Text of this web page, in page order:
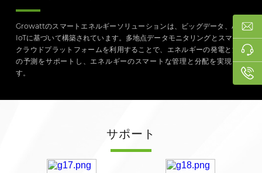
Growattのスマートエネルギーソリューションは、ビッグデータ、AI、
IoTに基づいて構築されています。多地点データモニタリングとスマート
クラウドプラットフォームを利用することで、エネルギーの発電と消費
の予測をサポートし、エネルギーのスマートな管理と分配を実現しま
す。
サポート